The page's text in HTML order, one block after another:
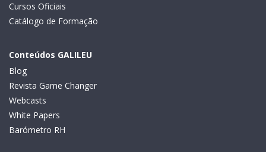
Cursos Oficiais
Catálogo de Formação
Conteúdos GALILEU
Blog
Revista Game Changer
Webcasts
White Papers
Barómetro RH